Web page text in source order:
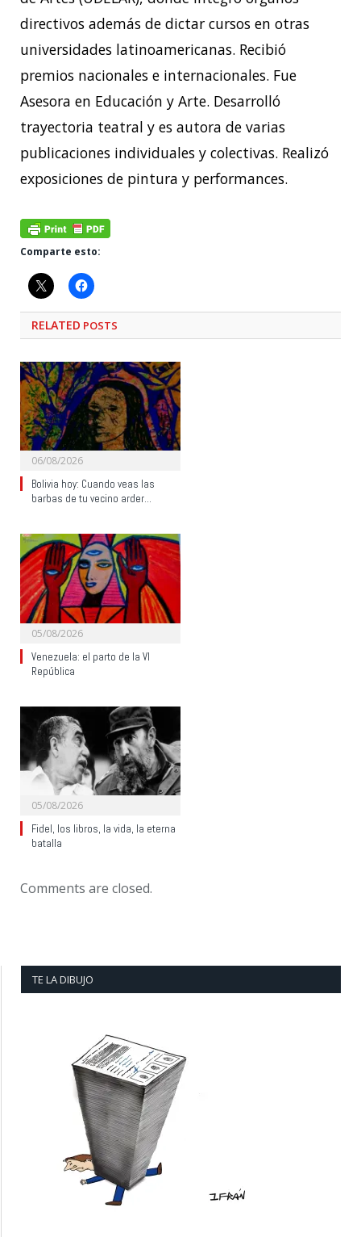
directivos además de dictar cursos en otras
universidades latinoamericanas. Recibió
premios nacionales e internacionales. Fue
Asesora en Educación y Arte. Desarrolló
trayectoria teatral y es autora de varias
publicaciones individuales y colectivas. Realizó
exposiciones de pintura y performances.
Comparte esto:
RELATED POSTS
06/08/2026
Bolivia hoy: Cuando veas las
barbas de tu vecino arder…
05/08/2026
Venezuela: el parto de la VI
República
05/08/2026
Fidel, los libros, la vida, la eterna
batalla
Comments are closed.
TE LA DIBUJO